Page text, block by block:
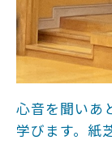
心音を聞いあ
学びます。紙